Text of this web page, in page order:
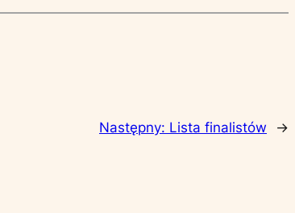
Następny: Lista finalistów →